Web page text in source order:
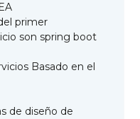
primer
son spring boot
Basado en el
de diseño de